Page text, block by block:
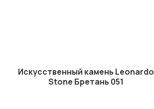
Искусственный камень Leonardo
Stone Бретань 051